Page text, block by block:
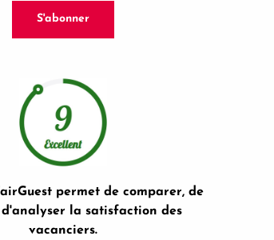
S'abonner
permet de comparer, de
la satisfaction des
vacanciers.